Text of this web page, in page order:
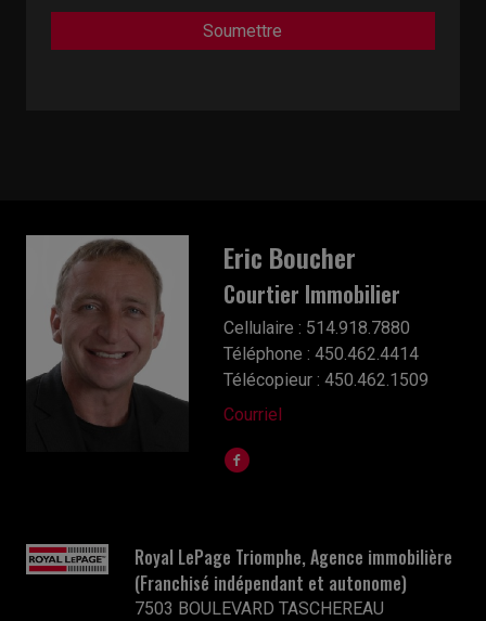
Eric Boucher
Courtier Immobilier
Cellulaire : 514.918.7880
Téléphone : 450.462.4414
Télécopieur : 450.462.1509
Courriel
Royal LePage Triomphe, Agence immobilière
(Franchisé indépendant et autonome)
7503 BOULEVARD TASCHEREAU